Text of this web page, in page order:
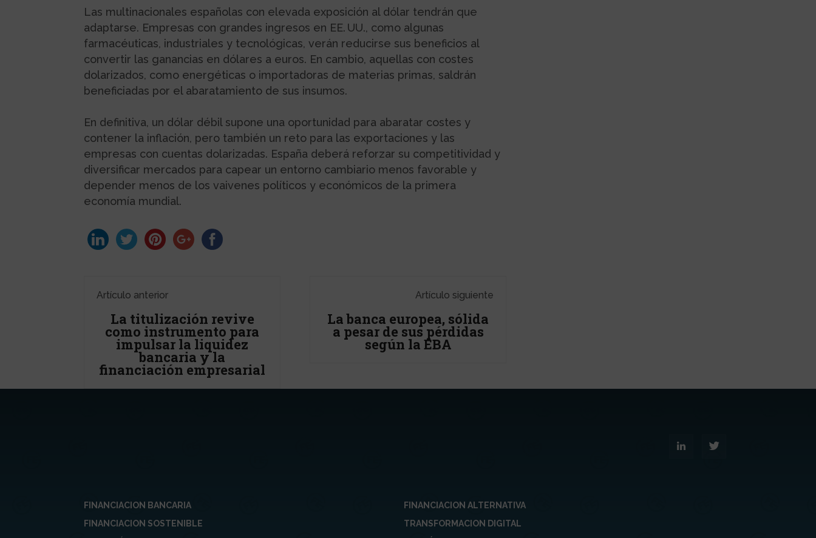
Las multinacionales españolas con elevada exposición al dólar tendrán que
adaptarse. Empresas con grandes ingresos en EE. UU., como algunas
farmacéuticas, industriales y tecnológicas, verán reducirse sus beneficios al
convertir las ganancias en dólares a euros. En cambio, aquellas con costes
dolarizados, como energéticas o importadoras de materias primas, saldrán
beneficiadas por el abaratamiento de sus insumos.
En definitiva, un dólar débil supone una oportunidad para abaratar costes y
contener la inflación, pero también un reto para las exportaciones y las
empresas con cuentas dolarizadas. España deberá reforzar su competitividad y
diversificar mercados para capear un entorno cambiario menos favorable y
depender menos de los vaivenes políticos y económicos de la primera
economía mundial.
Artículo anterior
La titulización revive
como instrumento para
impulsar la liquidez
bancaria y la
financiación empresarial
Artículo siguiente
La banca europea, sólida
a pesar de sus pérdidas
según la EBA
FINANCIACION BANCARIA
FINANCIACION ALTERNATIVA
FINANCIACION SOSTENIBLE
TRANSFORMACION DIGITAL